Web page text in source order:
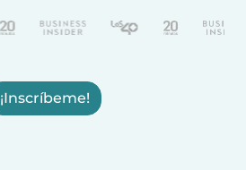
¡Inscríbeme!